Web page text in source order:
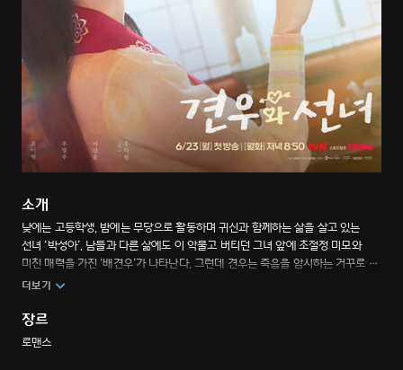
소개
낮에는 고등학생, 밤에는 무당으로 활동하며 귀신과 함께하는 삶을 살고 있는
선녀 ‘박성아’. 남들과 다른 삶에도 이 악물고 버티던 그녀 앞에 초절정 미모와
미친 매력을 가진 ‘배견우’가 나타난다. 그런데 견우는 죽음을 암시하는 거꾸로 선
모습으로 보이고, 첫눈에 반한 성아는 무슨 수를 써서라도 살리겠다는 다짐을
로맨스.
더보기
장르
로맨스